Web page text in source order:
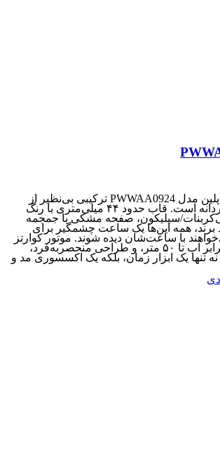
ساعت مچی فیلیپ پلین مدل PWWAA0924 ترکیبی بی‌نظیر از
طراحی جسورانه مردانه است. قاب حدود ۴۴ میلی‌متری با رنگ
سیلیکون، صفحه مشکی با جمجمه
برند، همه این‌ها یک ساعت چشمگیر برای
با ساعت‌شان دیده شوند. موتور کوارتز
دقیق، مقاومت در برابر آب تا ۵۰ متر، و طراحی منحصربه‌فرد،
تنها یک ابزار زمان، بلکه یک اکسسوری مد و